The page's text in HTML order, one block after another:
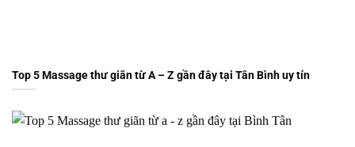
Top 5 Massage thư giãn từ A – Z gần đây tại Tân Bình uy tín